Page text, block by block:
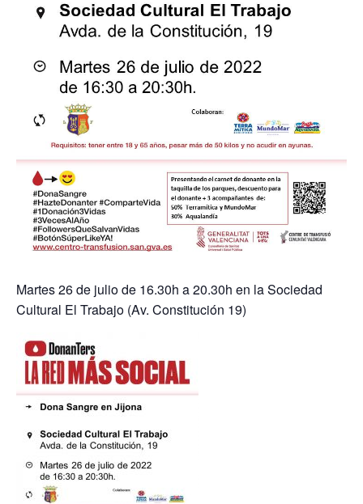
Martes 26 de julio de 16.30h a 20.30h en la Sociedad
Cultural El Trabajo (Av. Constitución 19)